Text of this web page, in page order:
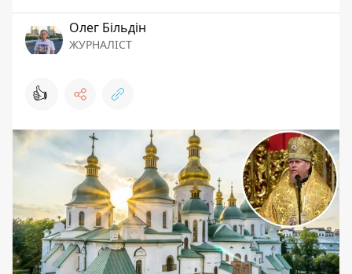
Олег Більдін
ЖУРНАЛІСТ
👍